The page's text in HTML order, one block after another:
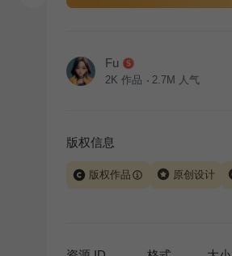
Fu
2K 作品 2.7M 人气
版权信息
版权作品 原创设计